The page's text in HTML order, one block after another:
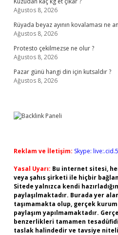
Ağustos 8, 2026
Rüyada beyaz ayının kovalaması ne
Ağustos 8, 2026
Protesto çekilmezse ne olur ?
Ağustos 8, 2026
Pazar günü hangi din için kutsaldır ?
Ağustos 8, 2026
Reklam ve İletişim: Skype:
Yasal Uyarı: Bu internet sitesi,
veya şahıs şirketi ile hiçbir
Sitede yalnızca kendi
paylaşılmaktadır. Burada yer
taşımamakta olup, gerçek
paylaşım yapılmamaktadır.
benzerlikleri tamamen
taslak halindedir ve tavsiye